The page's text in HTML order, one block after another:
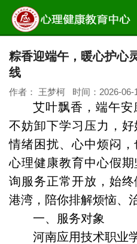
粽香迎端午，暖心护心
线
作者： 王梦柯 时间：2026-06-
艾叶飘香，端午安
不妨卸下学习压力，
情绪困扰、心中烦闷
心理健康教育中心假
询服务正常开放，始
港湾，陪你排解烦恼、
一、服务对象
河南应用技术职业